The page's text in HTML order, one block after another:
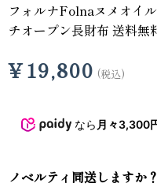
フォルナFolnaヌメオイ
チオープン長財布 送料無
¥19,800 税込
なら 月々3,300
ノベルティ同送しますか？